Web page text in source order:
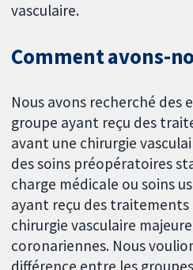
vasculaire.
Comment avons-
Nous avons recherché des
groupe ayant reçu des
avant une chirurgie
des soins préopératoires
charge médicale ou soins
ayant reçu des
chirurgie vasculaire
coronariennes. Nous
différence entre les